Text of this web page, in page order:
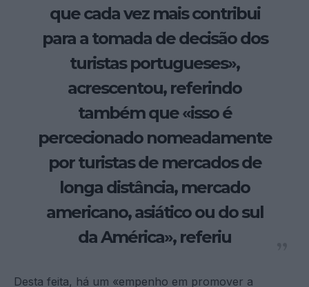
que cada vez mais contribui
para a tomada de decisão dos
turistas portugueses»,
acrescentou, referindo
também que «isso é
percecionado nomeadamente
por turistas de mercados de
longa distância, mercado
americano, asiático ou do sul
da América», referiu
Desta feita, há um «empenho em promover a